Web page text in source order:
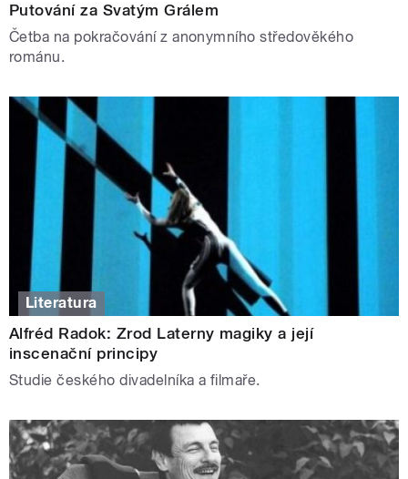
Putování za Svatým Grálem
Četba na pokračování z anonymního středověkého
románu.
Literatura
Alfréd Radok: Zrod Laterny magiky a její
inscenační principy
Studie českého divadelníka a filmaře.